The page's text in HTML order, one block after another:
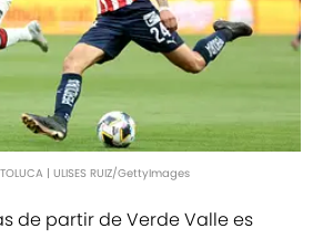
| ULISES RUIZ/GettyImages
de partir de Verde Valle es